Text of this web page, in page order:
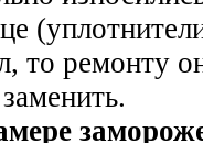
то ремонту